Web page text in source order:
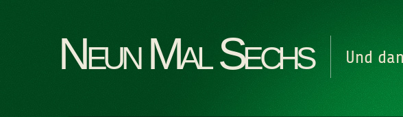
Neun Mal Sechs Und